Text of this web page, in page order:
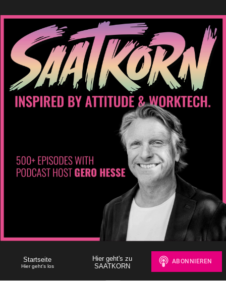
Startseite
Hier geht's los
Hier geht's zu
SAATKORN